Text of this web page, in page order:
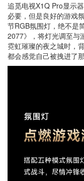
追觅电视X1Q Pro显示
必要，但是良好的游戏
节RGB氛围灯，绝不是
2077》，将灯光调至与
霓虹璀璨的夜之城时，
都会感觉自己被拽进了